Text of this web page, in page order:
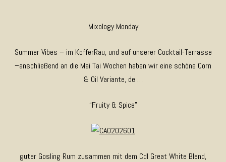
Mixology Monday
Summer Vibes – im KofferRau, und auf unserer Cocktail-Terrasse
–anschließend an die Mai Tai Wochen haben wir eine schöne Corn
& Oil Variante, de …
“Fruity & Spice”
guter Gosling Rum zusammen mit dem CdI Great White Blend,